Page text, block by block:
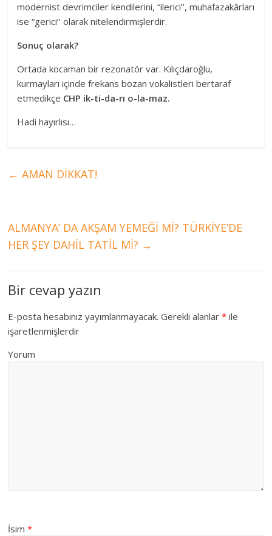
modernist devrimciler kendilerini, “ilerici’’, muhafazakârları
ise “gerici’’ olarak nitelendirmişlerdir.
Sonuç olarak?
Ortada kocaman bir rezonatör var. Kılıçdaroğlu,
kurmayları içinde frekans bozan vokalistleri bertaraf
etmedikçe CHP ik-ti-da-rı o-la-maz.
Hadi hayırlısı…
← AMAN DİKKAT!
ALMANYA’ DA AKŞAM YEMEĞİ Mİ? TÜRKİYE’DE
HER ŞEY DAHİL TATİL Mİ? →
Bir cevap yazın
E-posta hesabınız yayımlanmayacak. Gerekli alanlar* ile
işaretlenmişlerdir
Yorum
İsim*